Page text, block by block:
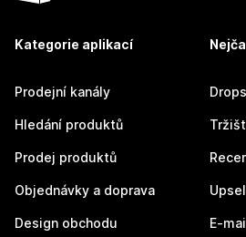
Kategorie aplikací
Prodejní kanály
Hledání produktů
Prodej produktů
Objednávky a doprava
Design obchodu E-